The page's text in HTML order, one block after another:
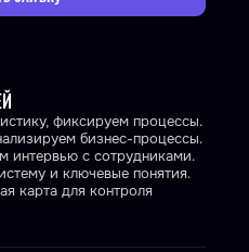
фиксируем процессы.
бизнес-процессы.
интервью с сотрудниками.
и ключевые понятия.
карта для контроля